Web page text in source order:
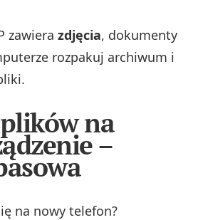
zawierazdjęcia, dokumenty
rozpakuj archiwum i
na
–
na nowy telefon?